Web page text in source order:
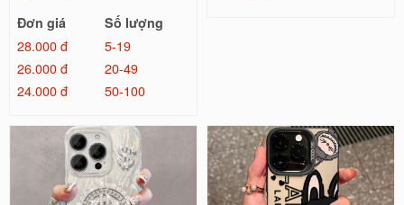
Đơn giá
Số lượng
28.000 đ
5-19
26.000 đ
20-49
24.000 đ
50-100